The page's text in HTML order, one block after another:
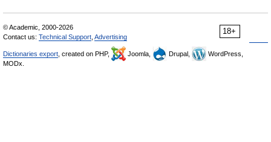
18+
© Academic, 2000-2026
Contact us: Technical Support Advertising
Dictionaries export , created on PHP, Joomla, Drupal,
WordPress,
MODx.